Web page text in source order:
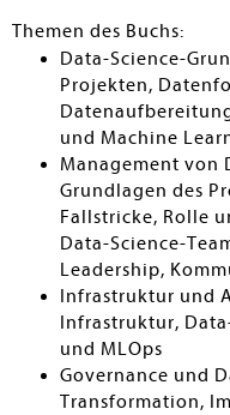
Themen des Buchs:
Data-Science-
Projekten,
und Machine
Management von
Grundlagen des
Fallstricke, Rolle
Data-Science-
Leadership,
Infrastruktur und
Infrastruktur,
und MLOps
Governance und
Transformation,